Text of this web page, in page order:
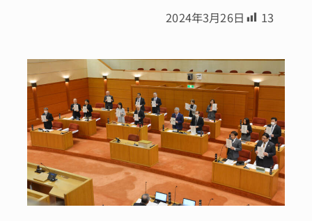
2024年3月26日 13